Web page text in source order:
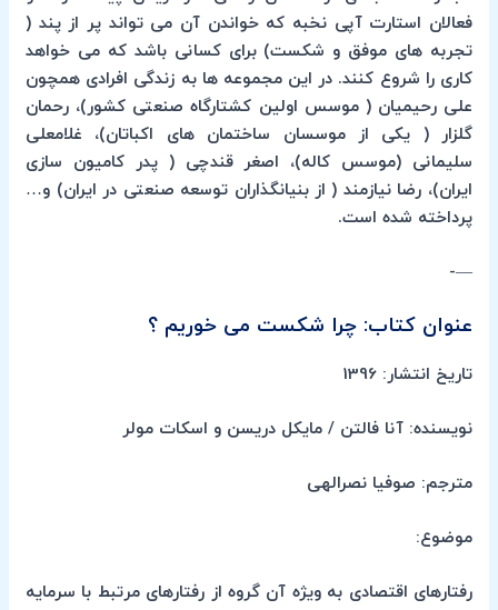
فعالان استارت آپی نخبه که خواندن آن می تواند پر از پند (
تجربه های موفق و شکست) برای کسانی باشد که می خواهد
کاری را شروع کنند. در این مجموعه ها به زندگی افرادی همچون
علی رحیمیان ( موسس اولین کشتارگاه صنعتی کشور)، رحمان
گلزار ( یکی از موسسان ساختمان های اکباتان)، غلامعلی
سلیمانی (موسس کاله)، اصغر قندچی ( پدر کامیون سازی
ایران)، رضا نیازمند ( از بنیانگذاران توسعه صنعتی در ایران) و…
پرداخته شده است.
—-
عنوان کتاب: چرا شکست می خوریم ؟
تاریخ انتشار: 1396
نویسنده: آنا فالتن / مایکل دریسن و اسکات مولر
مترجم: صوفیا نصرالهی
موضوع:
رفتارهای اقتصادی به ویژه آن گروه از رفتارهای مرتبط با سرمایه